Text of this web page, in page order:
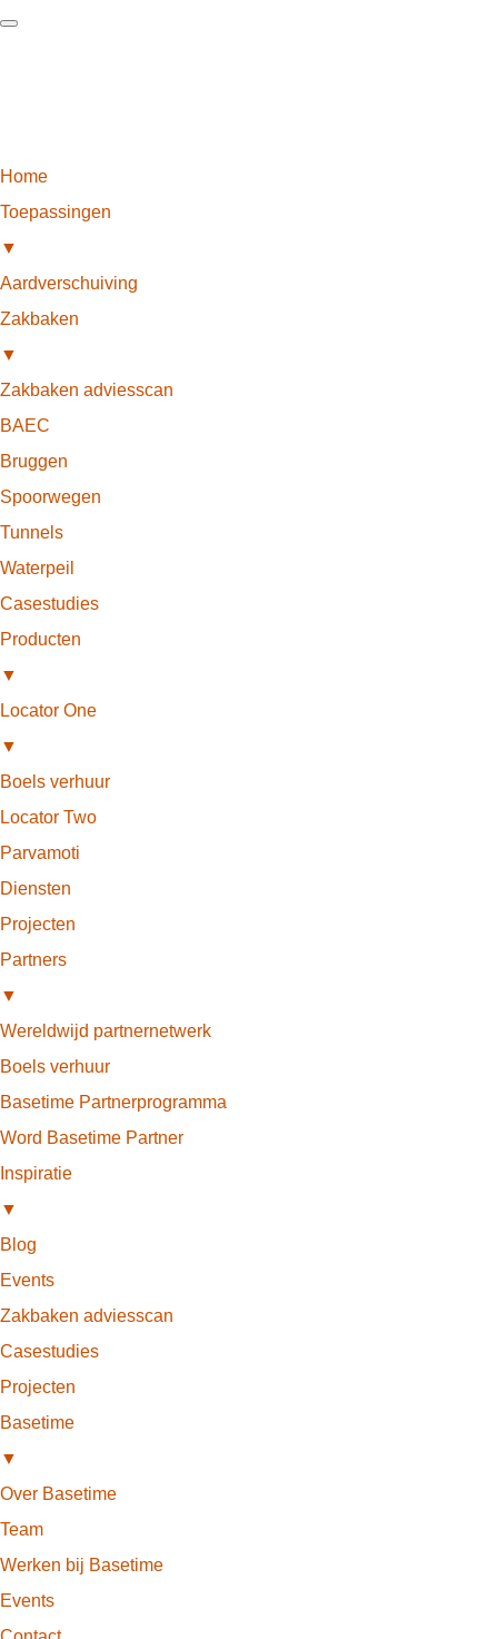
Home
Toepassingen
▼
Aardverschuiving
Zakbaken
▼
Zakbaken adviesscan
BAEC
Bruggen
Spoorwegen
Tunnels
Waterpeil
Casestudies
Producten
▼
Locator One
▼
Boels verhuur
Locator Two
Parvamoti
Diensten
Projecten
Partners
▼
Wereldwijd partnernetwerk
Boels verhuur
Basetime Partnerprogramma
Word Basetime Partner
Inspiratie
▼
Blog
Events
Zakbaken adviesscan
Casestudies
Projecten
Basetime
▼
Over Basetime
Team
Werken bij Basetime
Events